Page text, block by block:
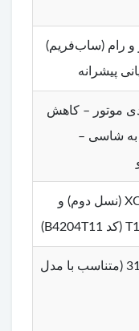
و رام (ساب‌فریم)
پیشرانه
موتور – کاهش
به شاسی –
مناسب برای ولوو XC90 (نسل دوم) و
31360662 , 31460716 (متناسب با مدل